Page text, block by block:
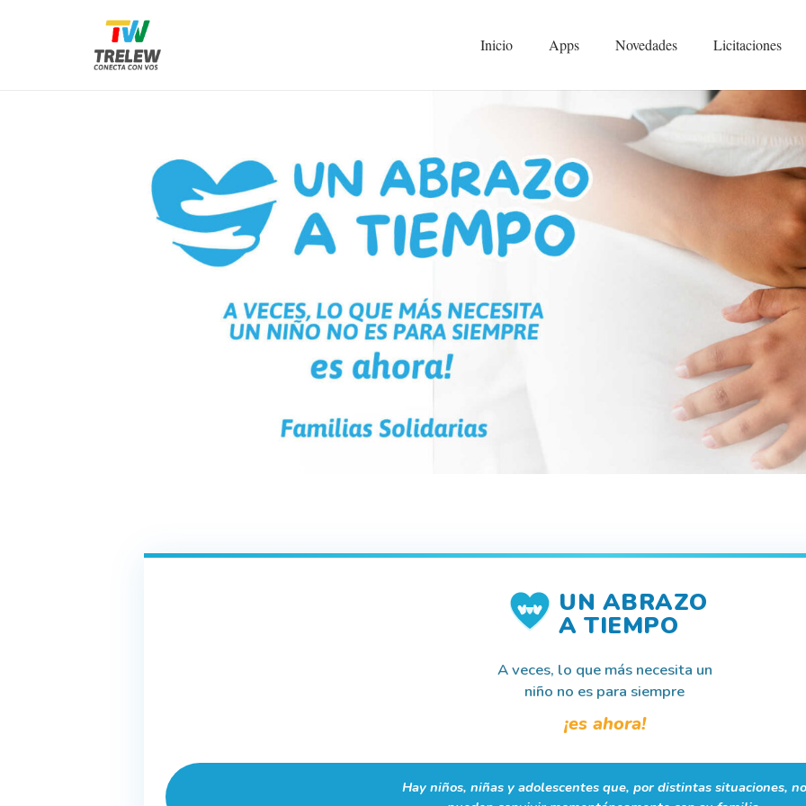
Inicio Apps Novedades Licitaciones
UN ABRAZO
A TIEMPO
A veces, lo que más necesita un
niño no es para siempre
¡es ahora!
Hay niños, niñas y adolescentes que, por distintas situaciones, no